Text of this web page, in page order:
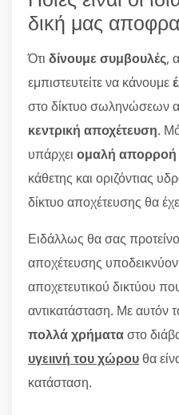
δική μας
Ότι δίνουμε συμβουλές,
εμπιστευτείτε να κάνουμε
στο δίκτυο σωληνώσεων
κεντρική αποχέτευση.
υπάρχει ομαλή
κάθετης και οριζόντιας
δίκτυο αποχέτευσης θα
Ειδάλλως θα σας
αποχέτευσης
αποχετευτικού δικτύου
αντικατάσταση. Με αυτόν
πολλά χρήματαστο
υγειινή του χώρουθα
κατάσταση.